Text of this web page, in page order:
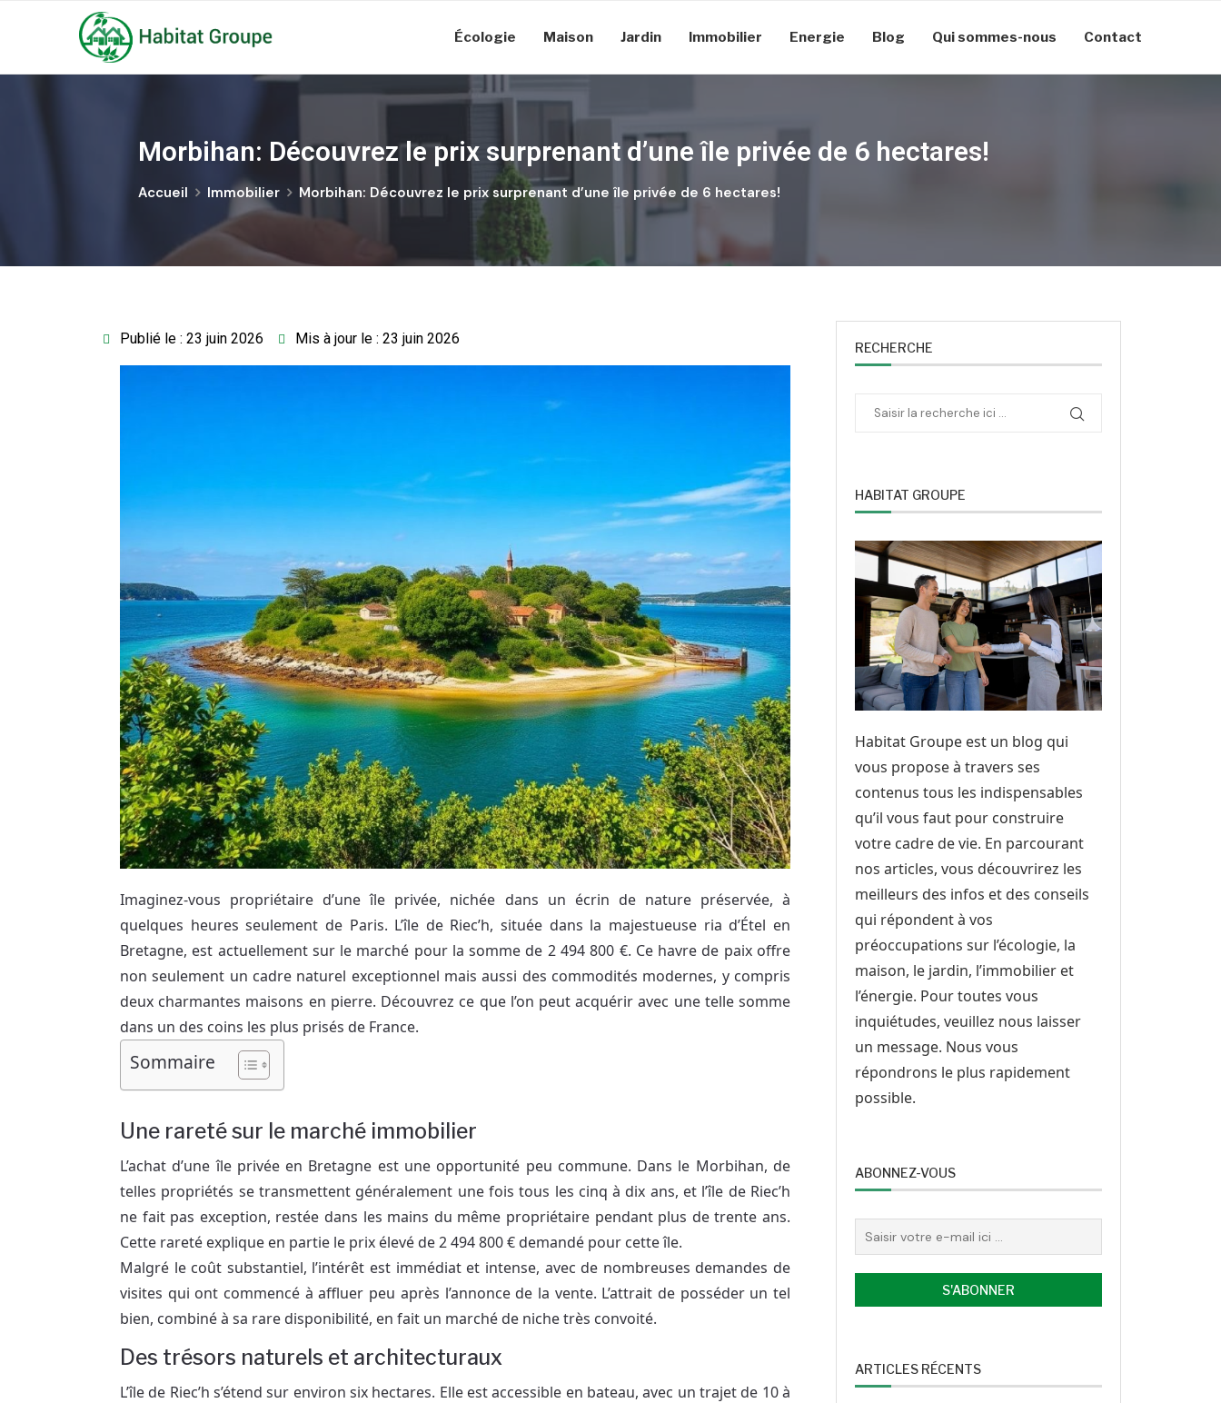
Écologie Maison Jardin Immobilier Energie Blog Qui sommes-nous Contact
Morbihan: Découvrez le prix surprenant d’une île privée de 6 hectares!
Accueil Immobilier Morbihan: Découvrez le prix surprenant d’une île privée de 6 hectares!
Publié le : 23 juin 2026 Mis à jour le : 23 juin 2026
Imaginez-vous propriétaire d’une île privée, nichée dans un écrin de nature préservée, à
quelques heures seulement de Paris. L’île de Riec’h, située dans la majestueuse ria d’Étel en
Bretagne, est actuellement sur le marché pour la somme de 2 494 800 €. Ce havre de paix offre
non seulement un cadre naturel exceptionnel mais aussi des commodités modernes, y compris
deux charmantes maisons en pierre. Découvrez ce que l’on peut acquérir avec une telle somme
dans un des coins les plus prisés de France.
Sommaire
Une rareté sur le marché immobilier
L’achat d’une île privée en Bretagne est une opportunité peu commune. Dans le Morbihan, de
telles propriétés se transmettent généralement une fois tous les cinq à dix ans, et l’île de Riec’h
ne fait pas exception, restée dans les mains du même propriétaire pendant plus de trente ans.
Cette rareté explique en partie le prix élevé de 2 494 800 € demandé pour cette île.
Malgré le coût substantiel, l’intérêt est immédiat et intense, avec de nombreuses demandes de
visites qui ont commencé à affluer peu après l’annonce de la vente. L’attrait de posséder un tel
bien, combiné à sa rare disponibilité, en fait un marché de niche très convoité.
Des trésors naturels et architecturaux
L’île de Riec’h s’étend sur environ six hectares. Elle est accessible en bateau, avec un trajet de 10 à
RECHERCHE
HABITAT GROUPE
Habitat Groupe est un blog qui
vous propose à travers ses
contenus tous les indispensables
qu’il vous faut pour construire
votre cadre de vie. En parcourant
nos articles, vous découvrirez les
meilleurs des infos et des conseils
qui répondent à vos
préoccupations sur l’écologie, la
maison, le jardin, l’immobilier et
l’énergie. Pour toutes vous
inquiétudes, veuillez nous laisser
un message. Nous vous
répondrons le plus rapidement
possible.
ABONNEZ-VOUS
ARTICLES RÉCENTS